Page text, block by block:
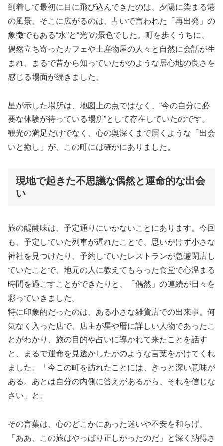
到着して最初に目に飛び込んできたのは、夕陽に染まる港
の風景。そこに広がるのは、占いで言われた「再出発」の
象徴でもある“水”と“光”の景色でした。町を歩くうちに、
偶然立ち寄ったカフェや土産物屋の人々と自然に会話が生
まれ、まるで昔から知っていたかのような居心地の良さを
感じる場面が続きました。
星が示した場所は、地図上の点ではなく、“今の自分に必
要な体験が待っている場所”として存在していたのです。
観光の満足だけでなく、心の奥深くまで届くような「出会
いと癒し」が、この町には確かにありました。
現地で起きた不思議な偶然と運命的な出会
い
旅の醍醐味は、予定通りにいかないことにあります。今回
も、予定していた列車が遅れたことで、思いがけず小さな
神社を見つけたり、予約していたレストランが急遽閉店し
ていたことで、地元の人に教えてもらった食堂で心温まる
時間を過ごすことができたりと、「偶然」の連続が日々を
彩っていきました。
特に印象的だったのは、ある小さな雑貨店での出来事。何
気なく入った店で、店主が星や暦に詳しい人物であったこ
とがわかり、旅の目的や占いに導かれて来たことを話す
と、まるで運命を見透かしたかのような言葉をかけてくれ
ました。「今この町を訪れたことには、きっと深い意味が
ある。あとは自分の内側に答えがあるから、それを信じな
さい」と。
その言葉は、心のどこかにあった迷いや不安を和らげ、
「ああ、この旅はやっぱり正しかったのだ」と深く納得さ